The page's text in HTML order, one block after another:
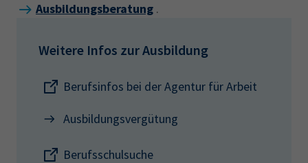
Ausbildungsberatung .
Weitere Infos zur Ausbildung
Berufsinfos bei der Agentur für Arbeit
Ausbildungsvergütung
Berufsschulsuche